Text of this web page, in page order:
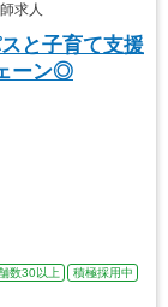
求人
と子育て支援
ーン◎
数30以上
積極採用中